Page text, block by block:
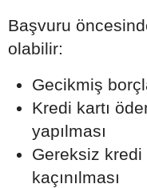
Başvuru
olabilir:
Gecikmiş
Kredi kartı
yapılması
Gereksiz kredi
kaçınılması